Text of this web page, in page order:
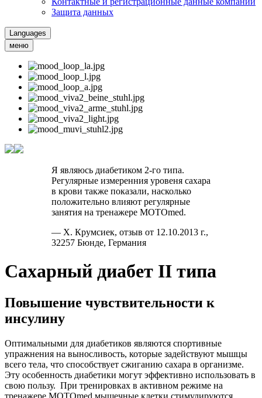
Защита данных
Languages
меню
Я являюсь диабетиком 2-го типа.
Регулярные измеренния уровеня сахара
в крови также показали, насколько
положительно влияют регулярные
занятия на тренажере MOTOmed.
— Х. Крумсиек, отзыв от 12.10.2013 г.,
32257 Бюнде, Германия
Сахарный диабет II типа
Повышение чувствительности к
инсулину
Оптимальными для диабетиков являются спортивные
упражнения на выносливость, которые задействуют мышцы
всего тела, что способствует сжиганию сахара в организме.
Эту особенность диабетики могут эффективно использовать в
свою пользу. При тренировках в активном режиме на
тренажере MOTOmed мышечные клетки стимулируются,